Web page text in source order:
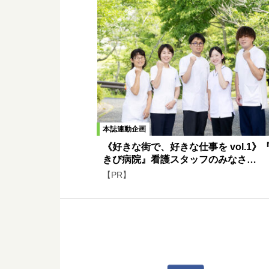
本誌連動企画
《好きな街で、好きな仕事を vol.1》
きび病院』看護スタッフのみなさ…
【PR】